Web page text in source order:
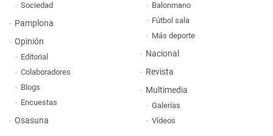
Sociedad
Pamplona
Opinión
Editorial
Colaboradores
Blogs
Encuestas
Osasuna
Balonmano
Fútbol sala
Más deporte
Nacional
Revista
Multimedia
Galerías
Vídeos